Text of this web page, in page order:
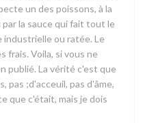
un des poissons, à la
la sauce qui fait tout le
industrielle ou ratée. Le
frais. Voila, si vous ne
publié. La vérité c'est que
pas ;d'acceuil, pas d'âme,
que c'était, mais je dois